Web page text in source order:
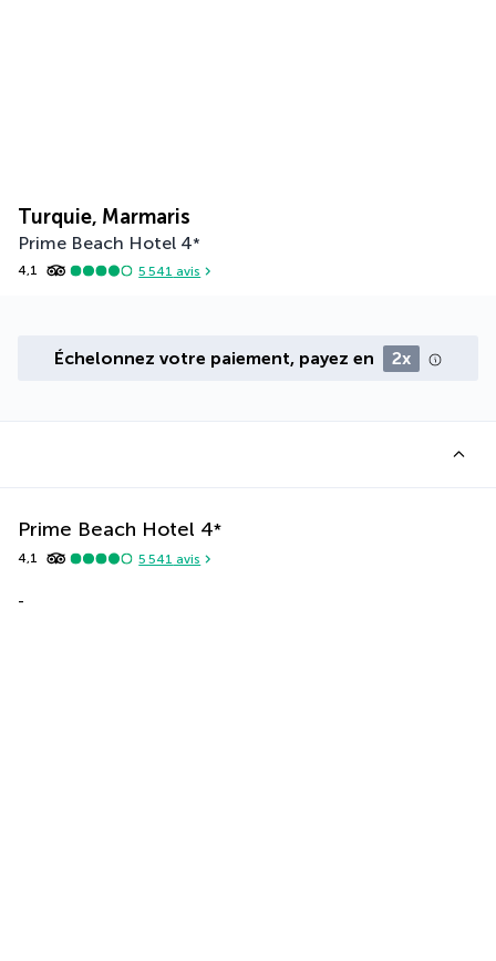
Turquie, Marmaris
Prime Beach Hotel 4*
4,1 5 541 avis
Échelonnez votre paiement, payez en 2x
Prime Beach Hotel 4*
4,1 5 541 avis
-